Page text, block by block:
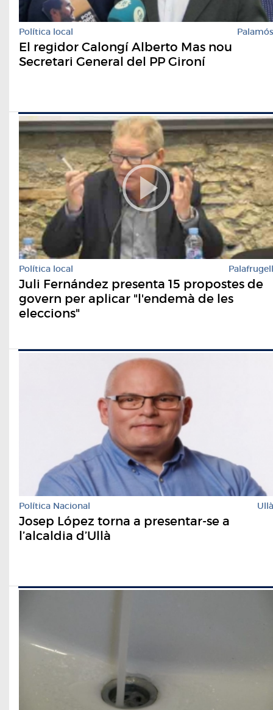
Política local Palamós
El regidor Calongí Alberto Mas nou
Secretari General del PP Gironí
Política local Palafrugell
Juli Fernández presenta 15 propostes de
govern per aplicar "l'endemà de les
eleccions"
Política Nacional Ullà
Josep López torna a presentar-se a
l’alcaldia d’Ullà